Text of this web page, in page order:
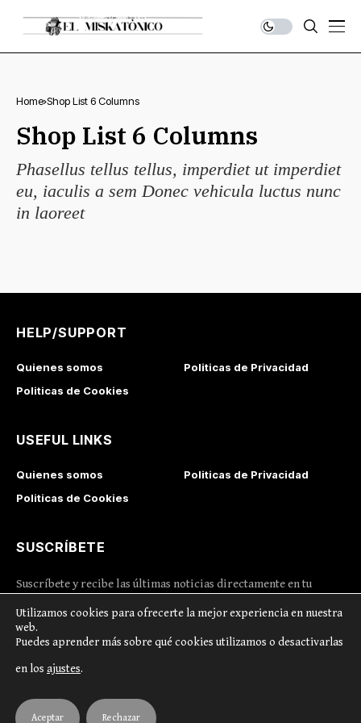
Home Shop List 6 Columns
Shop List 6 Columns
Phasellus tellus tellus, imperdiet ut imperdiet
eu, iaculis a sem Donec vehicula luctus nunc
in laoreet
HELP/SUPPORT
Quienes somos
Politicas de Privacidad
Politicas de Cookies
USEFUL LINKS
Quienes somos
Politicas de Privacidad
Politicas de Cookies
SUSCRÍBETE
Suscríbete y recibe las últimas noticias directamente en tu
I consent to the terms and conditions
© Copyright 2024 TinkAd.es
Utilizamos cookies para ofrecerte la mejor experiencia en nuestra
web.
Puedes aprender más sobre qué cookies utilizamos o desactivarlas
en los ajustes.
Aceptar Rechazar